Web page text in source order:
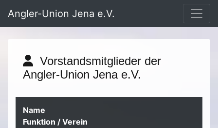
Angler-Union Jena e.V.
Vorstandsmitglieder der
Angler-Union Jena e.V.
Name
Funktion / Verein